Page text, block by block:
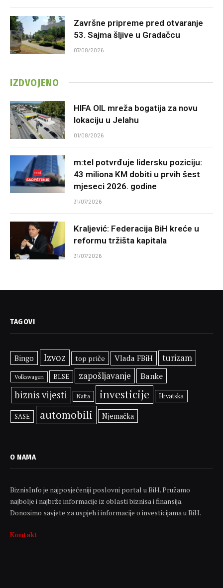
Završne pripreme pred otvaranje
53. Sajma šljive u Gradačcu
07/08/2026
IZDVOJENO
HIFA OIL mreža bogatija za novu
lokaciju u Jelahu
01/08/2026
m:tel potvrđuje lidersku poziciju:
43 miliona KM dobiti u prvih šest
mjeseci 2026. godine
31/07/2026
Kraljević: Federacija BiH kreće u
reformu tržišta kapitala
31/07/2026
TAGOVI
Bingo Izvoz top priče Vlada FBiH turizam
Volkswagen BLSE zapošljavanje Banke
biznis vijesti Nafta investicije Hrvatska
SASE automobili Njemačka
O NAMA
BiznisInfo je najposjećeniji poslovni portal u BiH. Pružamo
najbolje i najbrže informacije iz oblasti biznisa i finansija.
Donosimo savjete za uspjeh i informacije o investicijama u BiH.
Kontakt